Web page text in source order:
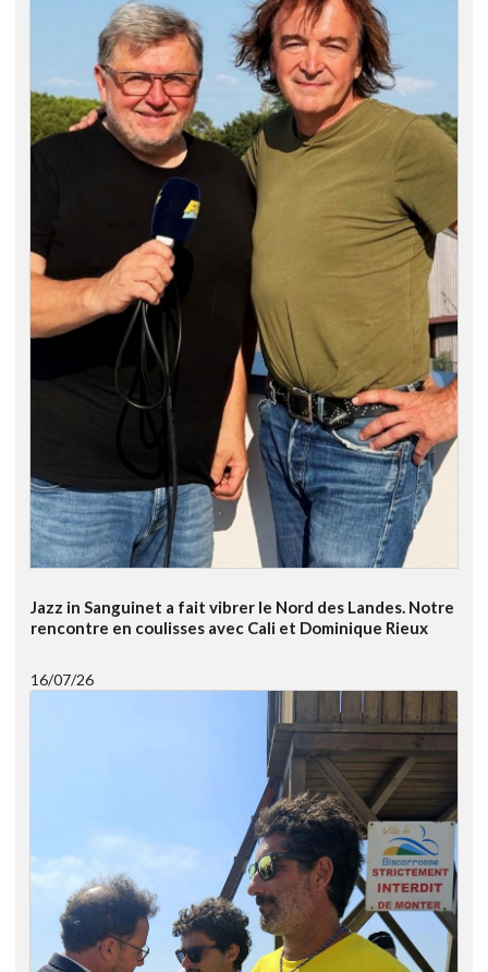
Jazz in Sanguinet a fait vibrer le Nord des Landes. Notre
rencontre en coulisses avec Cali et Dominique Rieux
16/07/26